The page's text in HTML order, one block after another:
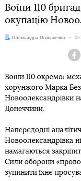
Воїни 110
окупацію
Автор:
Олександра Опанасенко
Воїни 110 окремої
хорунжого Марка
Новоолександрівки
Донеччини.
Напередодні
Новоолександрівка
намагаються
Сили оборони
зупинити їхнє